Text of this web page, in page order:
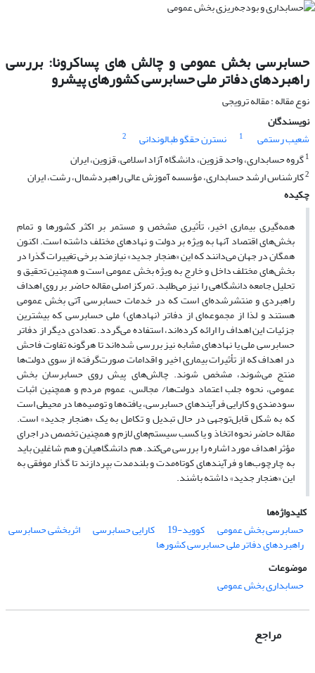
حسابرسی بخش عمومی و چالش های پساکرونا: بررسی
راهبردهای دفاتر ملی حسابرسی کشورهای پیشرو
نوع مقاله : مقاله ترویجی
نویسندگان
شعیب رستمی
1 نسترن حقگو طبالوندانی
2
1گروه حسابداری، واحد قزوین، دانشگاه آزاد اسلامی، قزوین، ایران
2کارشناس ارشد حسابداری، مؤسسه آموزش عالی راهبردشمال، رشت، ایران
چکیده
همه‌گیری بیماری اخیر، تأثیری مشخص و مستمر بر اکثر کشورها و تمام
بخش‌های اقتصاد آنها به ویژه بر دولت و نهادهای مختلف‌ داشته است. اکنون
همگان در جهان می‌دانند که این «هنجار جدید» نیازمند برخی تغییرات گذرا در
بخش‌های مختلف داخل و خارج به ویژه بخش عمومی است و همچنین تحقیق و
تحلیل جامعه دانشگاهی را نیز می‌طلبد. تمرکز اصلی مقاله حاضر بر روی اهداف
راهبردی و منتشرشده‌ای است که در خدمات حسابرسی آتی بخش عمومی
هستند و لذا از مجموعه‌ای از دفاتر (نهادهای) ملی حسابرسی که بیشترین
جزئیات این اهداف را ارائه کرده‌اند، استفاده می‌گردد. تعدادی دیگر از دفاتر
حسابرسی‌ ملی یا نهادهای مشابه نیز بررسی شده‌اند تا هرگونه تفاوت فاحش
در اهداف که از تأثیرات بیماری اخیر و اقدامات صورت‌گرفته از سوی دولت‌ها
منتج می‌شوند، مشخص شوند. چالش‌های پیش روی حسابرسان بخش
عمومی، نحوه جلب اعتماد دولت‌ها/ مجالس، عموم مردم و همچنین اثبات
سودمندی و کارایی فرآیندهای حسابرسی، یافته‌ها و توصیه‌ها در محیطی است
که به شکل قابل‌توجهی در حال تبدیل و تکامل به یک «هنجار جدید» است.
مقاله حاضر نحوه اتخاذ و یا کسب سیستم‌های لازم و همچنین تخصص در اجرای
مؤثر اهداف مورد اشاره را بررسی می‌کند. هم دانشگاهیان و هم شاغلین باید
به چارچوب‌ها و فرآیندهای کوتاه‌مدت و بلندمدت بپردازند تا گذار موفقی به
این «هنجار جدید» داشته باشند.
کلیدواژه‌ها
حسابرسی بخش عمومی
کووید-19 کارایی حسابرسی اثربخشی حسابرسی
راهبردهای دفاتر ملی حسابرسی کشورها
موضوعات
حسابداری بخش عمومی
مراجع